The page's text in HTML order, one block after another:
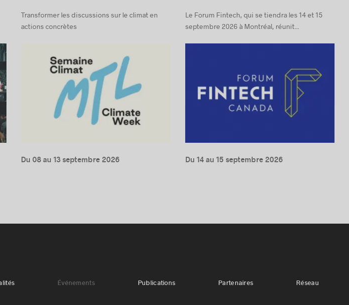
Transformer les discussions sur le climat en
actions concrètes
Du 08 au 13 septembre 2026
Le Forum Fintech, qui se tiendra les 14 et 15
septembre 2026 à Montréal, réunit...
Du 14 au 15 septembre 2026
Événements Publications Partenaires Réseau